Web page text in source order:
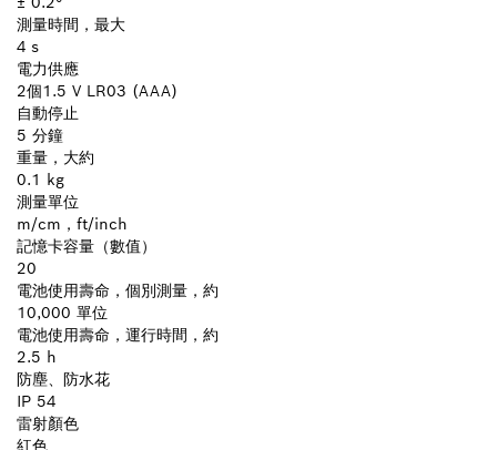
測量時間，最大
4 s
電力供應
2個1.5 V LR03 (AAA)
自動停止
5 分鐘
重量，大約
0.1 kg
測量單位
m/cm，ft/inch
記憶卡容量（數值）
20
電池使用壽命，個別測量，約
10,000 單位
電池使用壽命，運行時間，約
2.5 h
防塵、防水花
IP 54
雷射顏色
紅色